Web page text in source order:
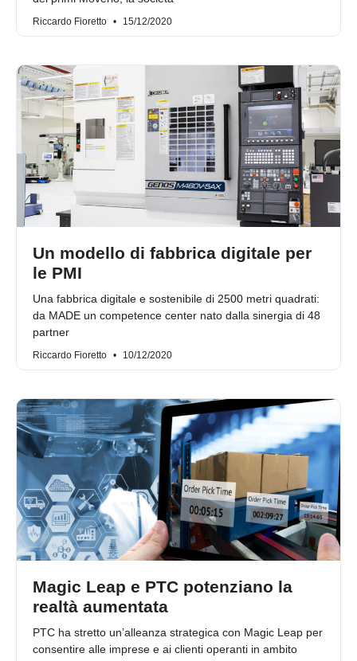
Riccardo Fioretto 15/12/2020
Un modello di fabbrica digitale per
le PMI
Una fabbrica digitale e sostenibile di 2500 metri quadrati:
da MADE un competence center nato dalla sinergia di 48
partner
Riccardo Fioretto 10/12/2020
Magic Leap e PTC potenziano la
realtà aumentata
PTC ha stretto un’alleanza strategica con Magic Leap per
consentire alle imprese e ai clienti operanti in ambito